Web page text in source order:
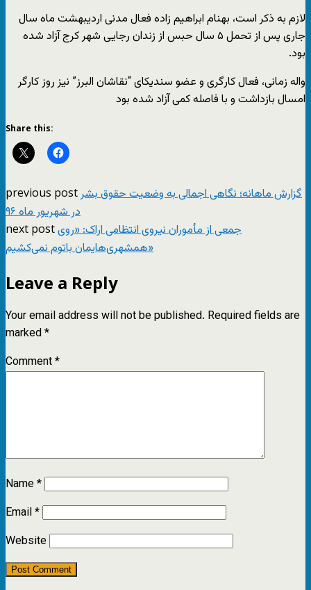
لازم به ذکر است، بهنام ابراهیم زاده فعال مدنی اردیبهشت ماه سال
جاری پس از تحمل ۵ سال حبس از زندان رجایی شهر کرج آزاد شده
بود.
واله زمانی، فعال کارگری و عضو سندیکای “نقاشان البرز” نیز روز کارگر
امسال بازداشت و با فاصله کمی آزاد شده بود
Share this:
previous postگزارش ماهانه؛ نگاهی اجمالی به وضعیت حقوق بشر
در شهریور ماه ۹۶
next postجمعی از مأموران نیروی انتظامی اراک: «روی
همشهری‌هایمان باتوم نمی‌کشیم»
Leave a Reply
Your email address will not be published. Required fields are
marked*
Comment*
Name*
Email*
Website